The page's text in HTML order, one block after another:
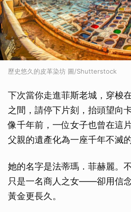
歷史悠久的皮革染坊 圖/Shutterstock
下次當你走進菲斯老城，穿梭
之間，請停下片刻，抬頭望向
像千年前，一位女子也曾在這
父親的遺產化為一座千年不滅的
她的名字是法蒂瑪．菲赫麗。
只是一名商人之女——卻用信
黃金更長久。